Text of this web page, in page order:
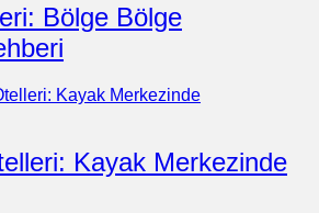
Bölge Bölge
Kayak Merkezinde